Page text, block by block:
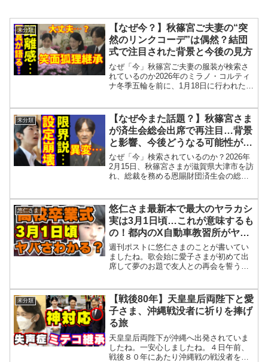
未分類
【なぜ今？】秋篠宮ご夫妻の“突
然のリンクコーデ”は偶然？結団
式で注目された背景と今後の見方
なぜ「今」秋篠宮ご夫妻の服装が検索さ
れているのか2026年のミラノ・コルティ
ナ冬季五輪を前に、1月18日に行われた日
ぬ形で注目を集めています。理由は、👉
お二人が...
未分類
【なぜ今また話題？】秋篠宮さま
が済生会総会出席で再注目…背景
と影響、今後どうなる可能性があ
るのか
なぜ「今」検索されているのか？2026年
2月15日、秋篠宮さまが滋賀県大津市を訪
れ、総裁を務める恩賜財団済生会の総会
タイミングで？」「最近の話題との関係
は？」「今後の立...
悠仁さま
悠仁さま最新本で最大のヤラカシ
実は3月1日頃…これが意味するも
の！都内のX自動車教習所がヤバ
いことに、また受験生を敵に…
週刊ポストに悠仁さまのことが書いてい
ましたね。歌会始に愛子さまが初めて出
席して夢のお題で友人との再会を誓う和
庁長官は昨年7月の定例記者会見で悠仁さ
まの一般参賀などの宮中...
未分類
【戦後80年】天皇皇后両陛下と愛
子さま、沖縄戦没者に祈りを捧げ
る旅
天皇皇后両陛下が沖縄へ出発されていま
したね。一安心しましたね。４日午前、
戦後８０年にあたり沖縄戦の戦没者を慰